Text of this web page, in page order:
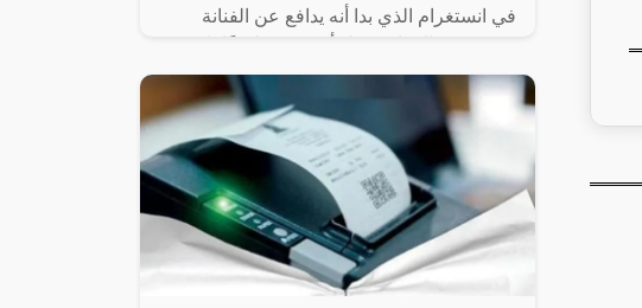
في انستغرام الذي بدا أنه يدافع عن الفنانة
يكن هدفه مهاجمة الفنان السعودي